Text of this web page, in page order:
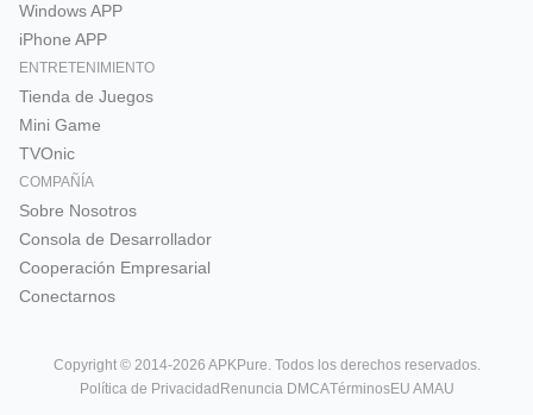
Windows APP
iPhone APP
ENTRETENIMIENTO
Tienda de Juegos
Mini Game
TVOnic
COMPAÑÍA
Sobre Nosotros
Consola de Desarrollador
Cooperación Empresarial
Conectarnos
Copyright © 2014-2026 APKPure. Todos los derechos reservados.
Política de Privacidad Renuncia DMCATérminosEU AMAU